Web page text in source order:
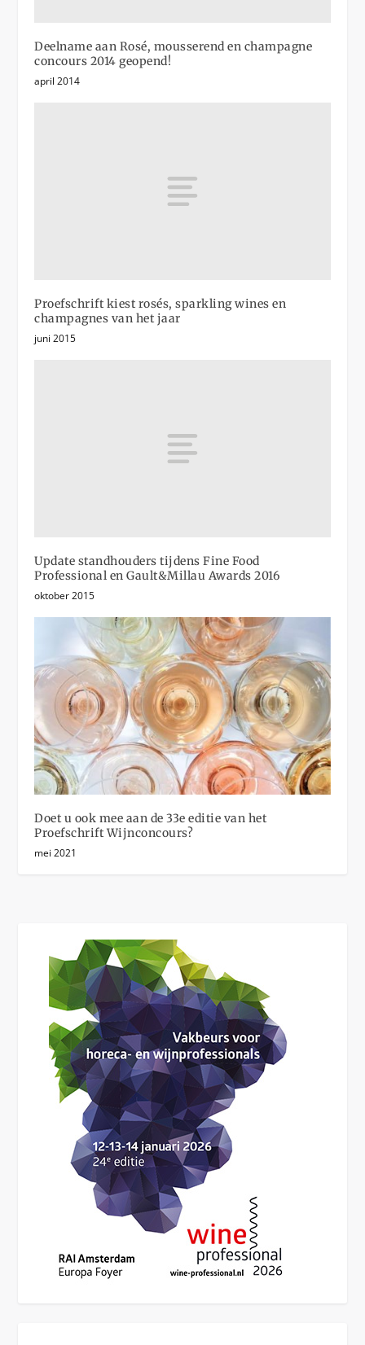
Deelname aan Rosé, mousserend en champagne
concours 2014 geopend!
april 2014
Proefschrift kiest rosés, sparkling wines en
champagnes van het jaar
juni 2015
Update standhouders tijdens Fine Food
Professional en Gault&Millau Awards 2016
oktober 2015
Doet u ook mee aan de 33e editie van het
Proefschrift Wijnconcours?
mei 2021